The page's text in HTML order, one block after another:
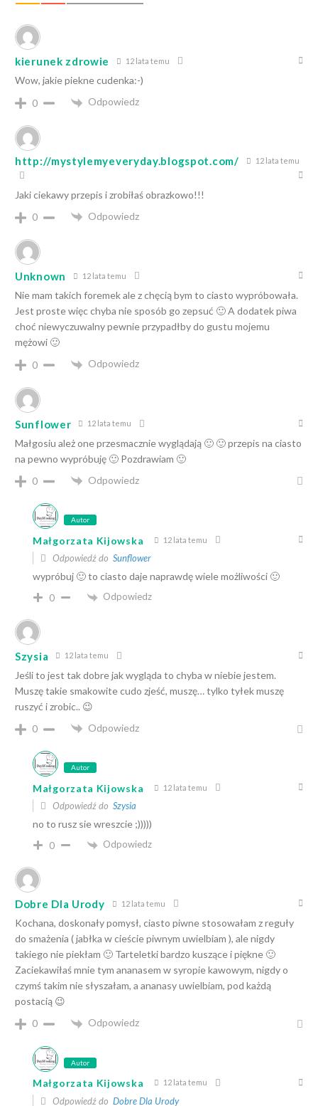
kierunek zdrowie 12 lata temu
Wow, jakie piekne cudenka:-)
0
Odpowiedz
http://mystylemyeveryday.blogspot.com/ 12 lata temu
Jaki ciekawy przepis i zrobiłaś obrazkowo!!!
0
Odpowiedz
Unknown 12 lata temu
Nie mam takich foremek ale z chęcią bym to ciasto wypróbowała.
Jest proste więc chyba nie sposób go zepsuć 🙂 A dodatek piwa
choć niewyczuwalny pewnie przypadłby do gustu mojemu
mężowi 🙂
0
Odpowiedz
Sunflower 12 lata temu
Małgosiu ależ one przesmacznie wyglądają 🙂 🙂 przepis na ciasto
na pewno wypróbuję 🙂 Pozdrawiam 🙂
0
Odpowiedz
Autor
Małgorzata Kijowska 12 lata temu
Odpowiedź do Sunflower
wypróbuj 🙂 to ciasto daje naprawdę wiele możliwości 🙂
0 Odpowiedz
Szysia 12 lata temu
Jeśli to jest tak dobre jak wygląda to chyba w niebie jestem.
Muszę takie smakowite cudo zjeść, muszę… tylko tyłek muszę
ruszyć i zrobic.. 😉
0
Odpowiedz
Autor
Małgorzata Kijowska 12 lata temu
Odpowiedź do Szysia
no to rusz sie wreszcie ;)))))
0 Odpowiedz
Dobre Dla Urody 12 lata temu
Kochana, doskonały pomysł, ciasto piwne stosowałam z reguły
do smażenia ( jabłka w cieście piwnym uwielbiam ), ale nigdy
takiego nie piekłam 🙂 Tarteletki bardzo kuszące i piękne 🙂
Zaciekawiłaś mnie tym ananasem w syropie kawowym, nigdy o
czymś takim nie słyszałam, a ananasy uwielbiam, pod każdą
postacią 😉
0
Odpowiedz
Autor
Małgorzata Kijowska 12 lata temu
Odpowiedź do Dobre Dla Urody